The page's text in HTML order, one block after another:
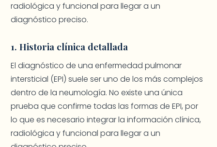
radiológica y funcional para llegar a un
diagnóstico preciso.
1. Historia clínica detallada
El diagnóstico de una enfermedad pulmonar
intersticial (EPI) suele ser uno de los más complejos
dentro de la neumología. No existe una única
prueba que confirme todas las formas de EPI, por
lo que es necesario integrar la información clínica,
radiológica y funcional para llegar a un